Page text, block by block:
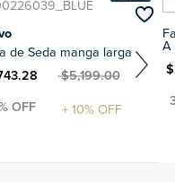
Seda manga larga
MXN $5,199.00
MXN